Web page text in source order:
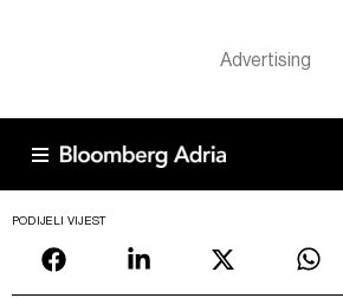
PODIJELI VIJEST